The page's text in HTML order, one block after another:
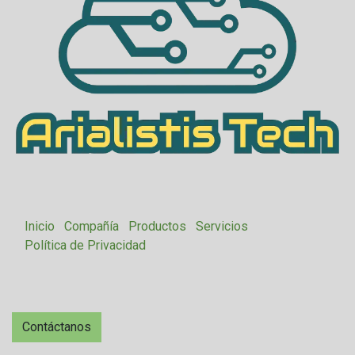
Inicio Compañía Productos
Servicios
Política de Privacidad
Contáctanos